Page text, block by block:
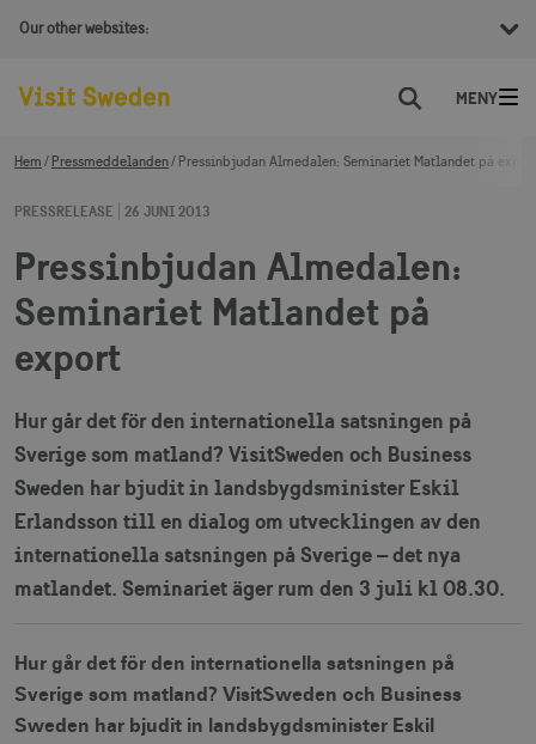
Our other websites:
Sök
Hem Pressmeddelanden Pressinbjudan Almedalen: Seminariet Matlandet på export
PRESSRELEASE 26 JUNI 2013
Pressinbjudan Almedalen:
Seminariet Matlandet på
export
Hur går det för den internationella satsningen på
Sverige som matland? VisitSweden och Business
Sweden har bjudit in landsbygdsminister Eskil
Erlandsson till en dialog om utvecklingen av den
internationella satsningen på Sverige – det nya
matlandet. Seminariet äger rum den 3 juli kl 08.30.
Hur går det för den internationella satsningen på
Sverige som matland? VisitSweden och Business
Sweden har bjudit in landsbygdsminister Eskil